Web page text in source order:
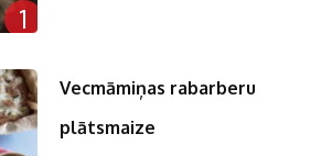
1
Vecmāmiņas rabarberu
plātsmaize